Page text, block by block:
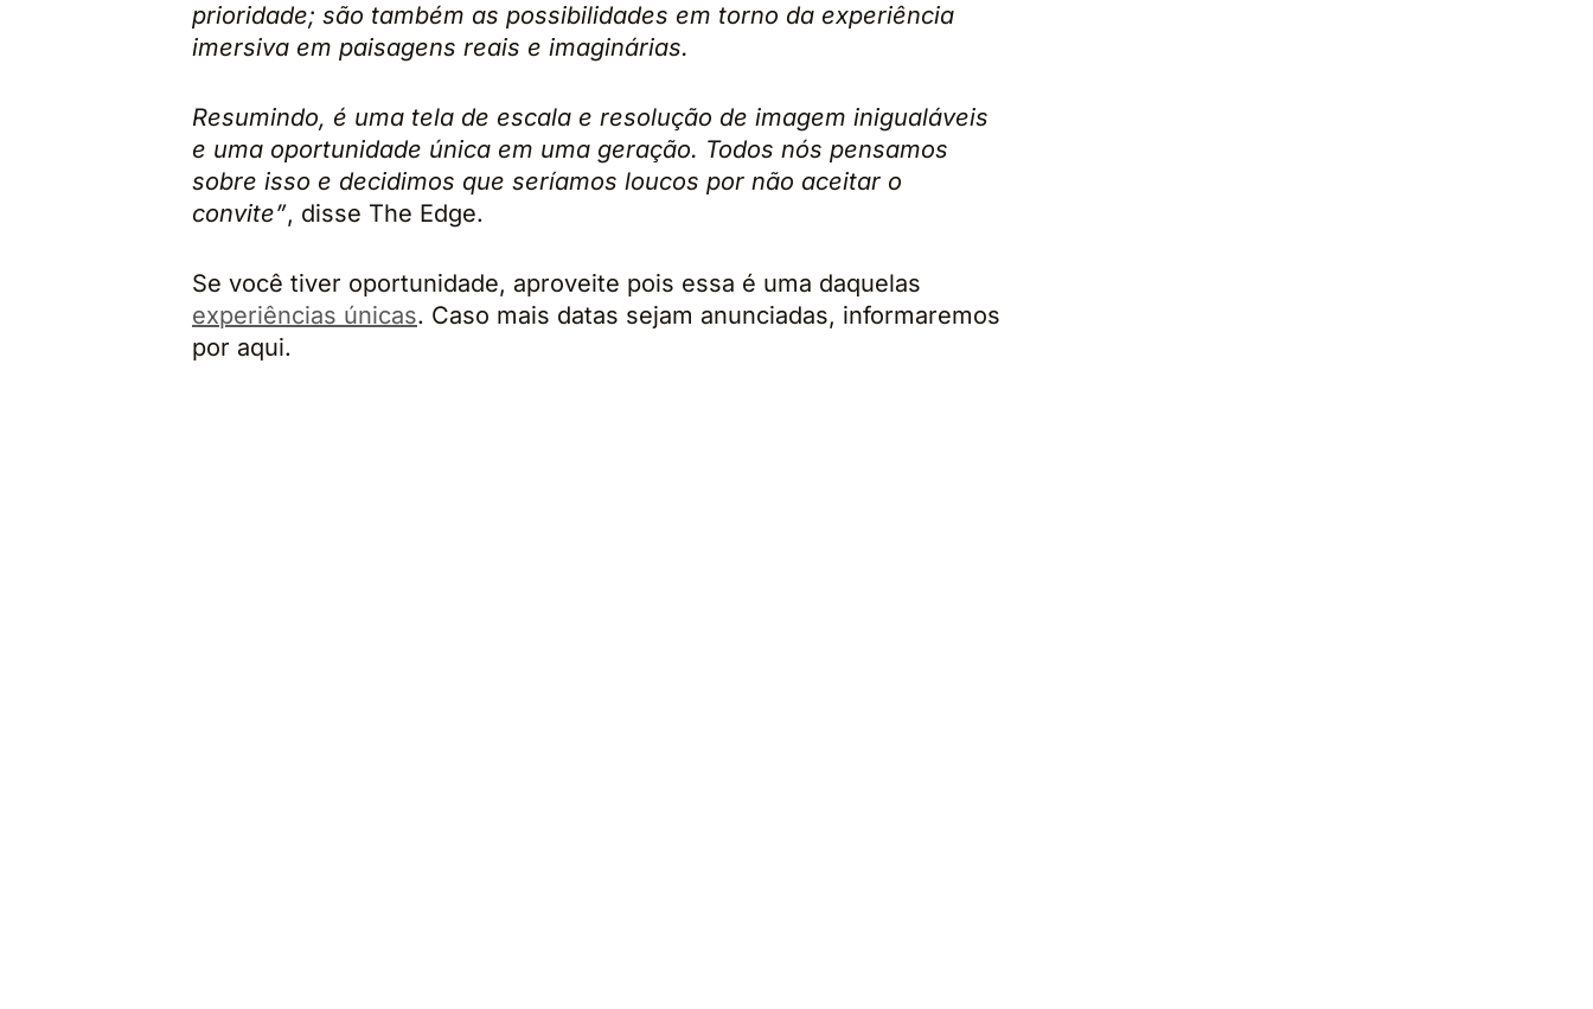
prioridade; são também as possibilidades em torno da experiência
imersiva em paisagens reais e imaginárias.
Resumindo, é uma tela de escala e resolução de imagem inigualáveis
e uma oportunidade única em uma geração. Todos nós pensamos
sobre isso e decidimos que seríamos loucos por não aceitar o
convite”, disse The Edge.
Se você tiver oportunidade, aproveite pois essa é uma daquelas
experiências únicas. Caso mais datas sejam anunciadas, informaremos
por aqui.